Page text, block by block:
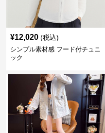
¥12,020 (税込)
シンプル素材感 フード付チュニ
ック